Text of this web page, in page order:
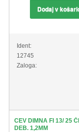
Dodaj v
Ident:
12745
Zaloga:
CEV DIMNA FI 13/ 25
DEB. 1,2MM